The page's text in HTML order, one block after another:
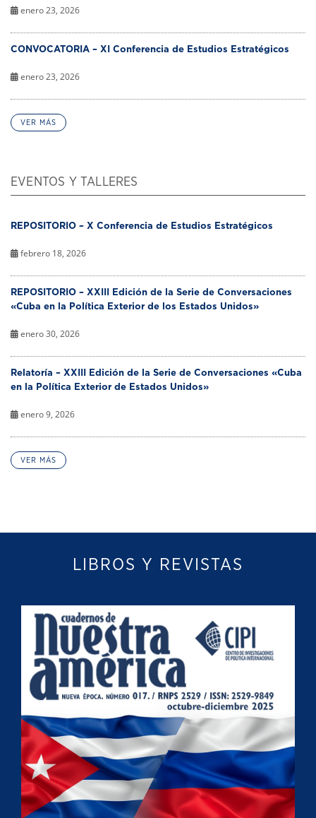
enero 23, 2026
CONVOCATORIA – XI Conferencia de Estudios Estratégicos
enero 23, 2026
VER MÁS
EVENTOS Y TALLERES
REPOSITORIO – X Conferencia de Estudios Estratégicos
febrero 18, 2026
REPOSITORIO – XXIII Edición de la Serie de Conversaciones
«Cuba en la Política Exterior de los Estados Unidos»
enero 30, 2026
Relatoría – XXIII Edición de la Serie de Conversaciones «Cuba
en la Política Exterior de Estados Unidos»
enero 9, 2026
VER MÁS
LIBROS Y REVISTAS